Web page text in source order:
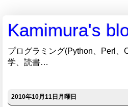
Kamimura's
プログラミング(Python、Perl、
学、読書…
2010年10月11日月曜日